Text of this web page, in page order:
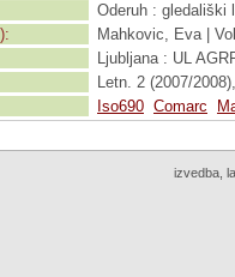
Oderuh : gledališki
Mahkovic, Eva |
Ljubljana : UL
Letn. 2 (2007/
Iso690 Comarc
izvedba,